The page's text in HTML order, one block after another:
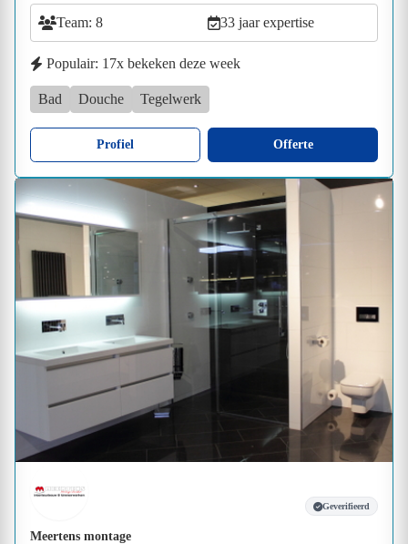
Team: 8 33 jaar expertise
Populair: 17x bekeken deze week
Bad Douche Tegelwerk
Profiel Offerte
Geverifieerd
Meertens montage